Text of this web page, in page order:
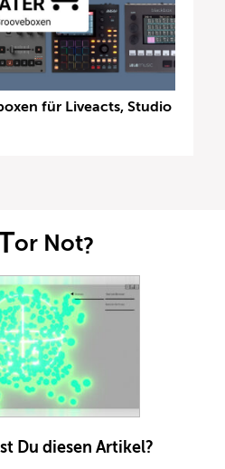
für Liveacts, Studio
or Not?
Du diesen Artikel?